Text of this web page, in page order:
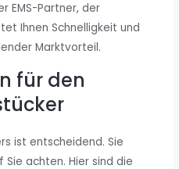
EMS-Partner, der
Ihnen Schnelligkeit und
Marktvorteil.
für den
ist entscheidend. Sie
Sie achten. Hier sind die